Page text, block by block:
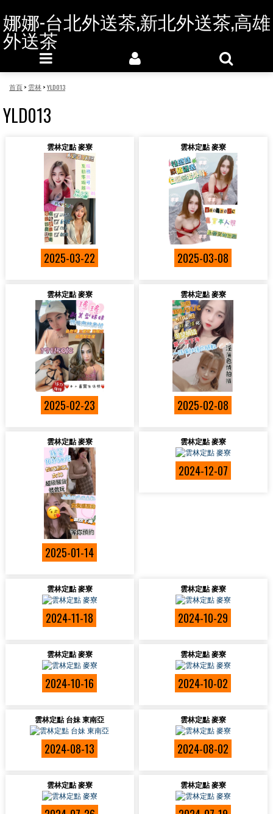
娜娜-台北外送茶,新北外送茶,高雄
外送茶
首頁> 雲林>YLD013
YLD013
雲林定點 麥寮
2025-03-22
雲林定點 麥寮
2025-03-08
雲林定點 麥寮
2025-02-23
雲林定點 麥寮
2025-02-08
雲林定點 麥寮
2025-01-14
雲林定點 麥寮
2024-12-07
雲林定點 麥寮
2024-11-18
雲林定點 麥寮
2024-10-29
雲林定點 麥寮
2024-10-16
雲林定點 麥寮
2024-10-02
雲林定點 台妹 東南亞
2024-08-13
雲林定點 麥寮
2024-08-02
雲林定點 麥寮 雲林定點 麥寮